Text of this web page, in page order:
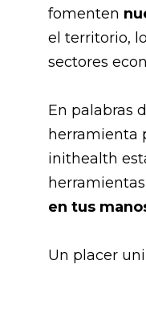
fomenten
el territorio,
sectores
En palabras
herramienta
inithealth
en tus
Un placer